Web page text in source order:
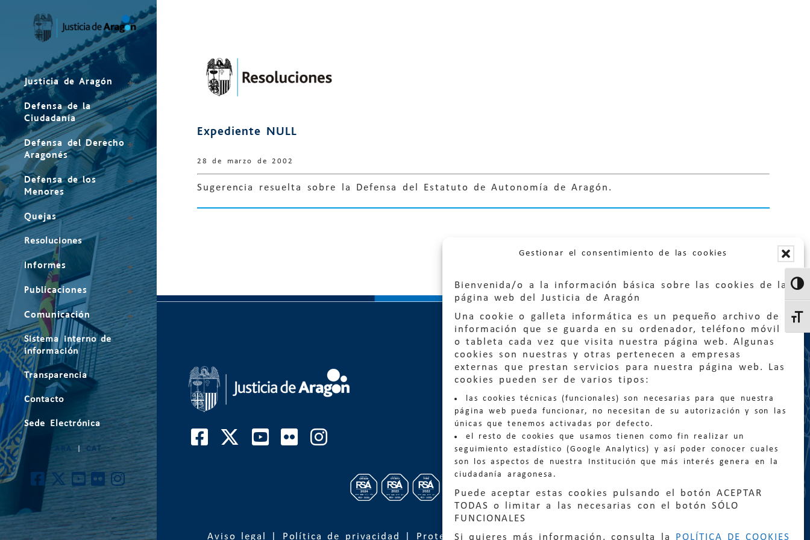
Gestionar el consentimiento de las cookies
Bienvenida/o a la información básica sobre las cookies de la
página web del Justicia de Aragón
Una cookie o galleta informática es un pequeño archivo de
información que se guarda en su ordenador, teléfono móvil
o tableta cada vez que visita nuestra página web. Algunas
cookies son nuestras y otras pertenecen a empresas
externas que prestan servicios para nuestra página web. Las
cookies pueden ser de varios tipos:
las cookies técnicas (funcionales) son necesarias para que nuestra
página web pueda funcionar, no necesitan de su autorización y son las
únicas que tenemos activadas por defecto.
el resto de cookies que usamos tienen como fin realizar un
seguimiento estadístico (Google Analytics) y así poder conocer cuales
son los aspectos de nuestra Institución que más interés genera en la
ciudadanía aragonesa.
Puede aceptar estas cookies pulsando el botón ACEPTAR
TODAS o limitar a las necesarias con el botón SÓLO
FUNCIONALES
Si quieres más información, consulta la
POLÍTICA DE COOKIES
Justicia de Aragón
Defensa de la
Ciudadanía
Defensa del Derecho
Aragonés
Defensa de los
Menores
Quejas
Resoluciones
Informes
Publicaciones
Comunicación
Sistema interno de
información
Transparencia
Contacto
Sede Electrónica
CAT
Expediente NULL
28 de marzo de 2002
Sugerencia resuelta sobre la Defensa del Estatuto de Autonomía de Aragón.
Quejas:quejas@eljusticiadearagon.es
Información general:
informacion@eljusticiadearagon.es
Teléfonos: 900 210 210/ 976 399 354
Aviso legal Política de privacidad Protección de Datos| Declaración de accesibilidad|Perfil del